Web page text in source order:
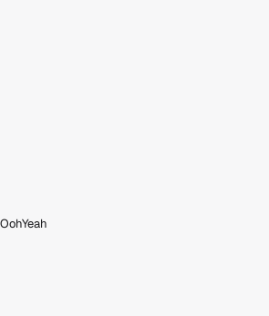
OohYeah